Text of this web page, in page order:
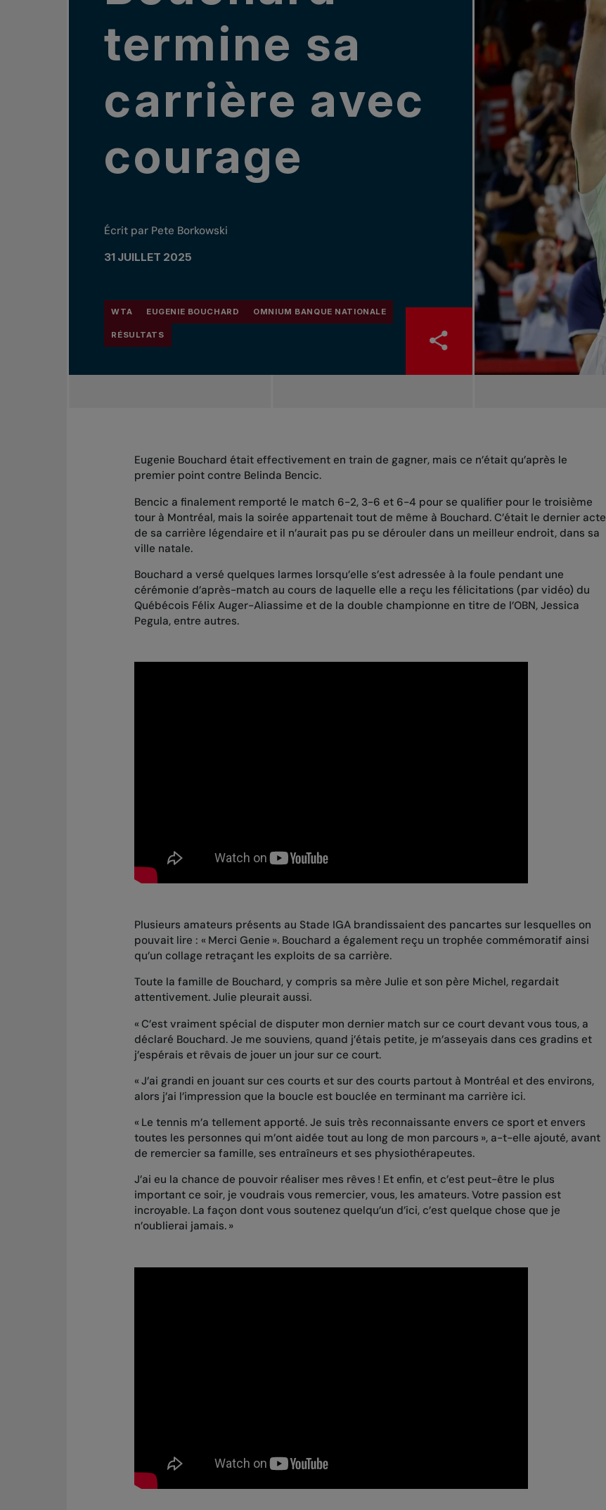
termine sa
carrière avec
courage
Écrit par Pete Borkowski
31 JUILLET 2025
WTA EUGENIE BOUCHARD OMNIUM BANQUE NATIONALE
RÉSULTATS
Eugenie Bouchard était effectivement en train de gagner, mais ce n’était qu’après le
premier point contre Belinda Bencic.
Bencic a finalement remporté le match 6-2, 3-6 et 6-4 pour se qualifier pour le troisième
tour à Montréal, mais la soirée appartenait tout de même à Bouchard. C’était le dernier acte
de sa carrière légendaire et il n’aurait pas pu se dérouler dans un meilleur endroit, dans sa
ville natale.
Bouchard a versé quelques larmes lorsqu’elle s’est adressée à la foule pendant une
cérémonie d’après-match au cours de laquelle elle a reçu les félicitations (par vidéo) du
Québécois Félix Auger-Aliassime et de la double championne en titre de l’OBN, Jessica
Pegula, entre autres.
Plusieurs amateurs présents au Stade IGA brandissaient des pancartes sur lesquelles on
pouvait lire : « Merci Genie ». Bouchard a également reçu un trophée commémoratif ainsi
qu’un collage retraçant les exploits de sa carrière.
Toute la famille de Bouchard, y compris sa mère Julie et son père Michel, regardait
attentivement. Julie pleurait aussi.
« C’est vraiment spécial de disputer mon dernier match sur ce court devant vous tous, a
déclaré Bouchard. Je me souviens, quand j’étais petite, je m’asseyais dans ces gradins et
j’espérais et rêvais de jouer un jour sur ce court.
« J’ai grandi en jouant sur ces courts et sur des courts partout à Montréal et des environs,
alors j’ai l’impression que la boucle est bouclée en terminant ma carrière ici.
« Le tennis m’a tellement apporté. Je suis très reconnaissante envers ce sport et envers
toutes les personnes qui m’ont aidée tout au long de mon parcours », a-t-elle ajouté, avant
de remercier sa famille, ses entraîneurs et ses physiothérapeutes.
J’ai eu la chance de pouvoir réaliser mes rêves ! Et enfin, et c’est peut-être le plus
important ce soir, je voudrais vous remercier, vous, les amateurs. Votre passion est
incroyable. La façon dont vous soutenez quelqu’un d’ici, c’est quelque chose que je
n’oublierai jamais. »